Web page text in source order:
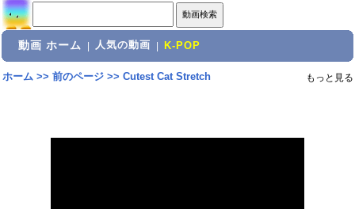
動画 ホーム 人気の動画 K-POP
ホーム>> 前のページ>> Cutest Cat Stretch もっと見る